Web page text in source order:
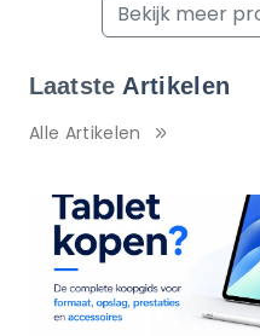
Bekijk meer
Laatste Artikelen
Alle Artikelen